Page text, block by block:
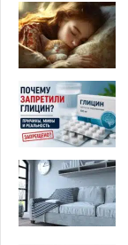
о
п
с
н
о
и
г
р
а